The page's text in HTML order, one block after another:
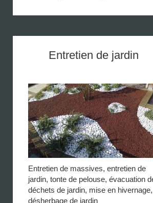
Entretien de jardin
Entretien de massives, entretien de
jardin, tonte de pelouse, évacuation
déchets de jardin, mise en hivernage,
désherbage de jardin